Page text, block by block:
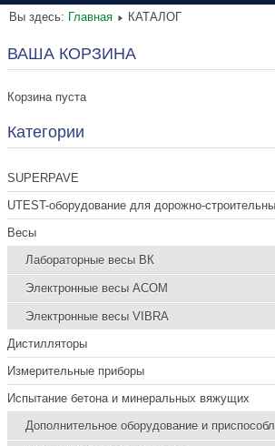
Вы здесь: Главная КАТАЛОГ
ВАША КОРЗИНА
Корзина пуста
Категории
SUPERPAVE
UTEST-оборудование для дорожно-
Весы
Лабораторные весы ВК
Электронные весы ACOM
Электронные весы VIBRA
Дистилляторы
Измерительные приборы
Испытание бетона и минеральных вяжущих
Дополнительное оборудование и